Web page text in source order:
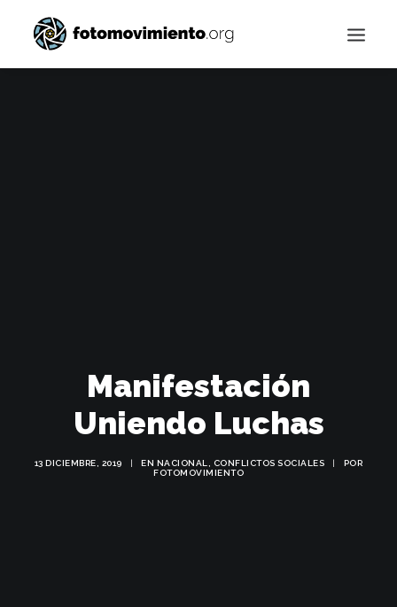
Manifestación
Uniendo Luchas
13 DICIEMBRE, 2019 | EN NACIONAL CONFLICTOS SOCIALES |
POR
FOTOMOVIMIENTO